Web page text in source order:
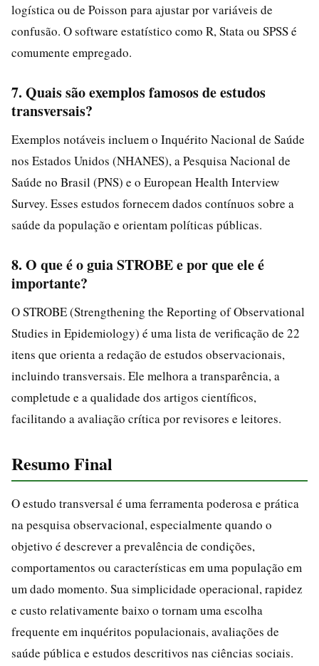
logística ou de Poisson para ajustar por variáveis de
confusão. O software estatístico como R, Stata ou SPSS é
comumente empregado.
7. Quais são exemplos famosos de estudos
transversais?
Exemplos notáveis incluem o Inquérito Nacional de Saúde
nos Estados Unidos (NHANES), a Pesquisa Nacional de
Saúde no Brasil (PNS) e o European Health Interview
Survey. Esses estudos fornecem dados contínuos sobre a
saúde da população e orientam políticas públicas.
8. O que é o guia STROBE e por que ele é
importante?
O STROBE (Strengthening the Reporting of Observational
Studies in Epidemiology) é uma lista de verificação de 22
itens que orienta a redação de estudos observacionais,
incluindo transversais. Ele melhora a transparência, a
completude e a qualidade dos artigos científicos,
facilitando a avaliação crítica por revisores e leitores.
Resumo Final
O estudo transversal é uma ferramenta poderosa e prática
na pesquisa observacional, especialmente quando o
objetivo é descrever a prevalência de condições,
comportamentos ou características em uma população em
um dado momento. Sua simplicidade operacional, rapidez
e custo relativamente baixo o tornam uma escolha
frequente em inquéritos populacionais, avaliações de
saúde pública e estudos descritivos nas ciências sociais.